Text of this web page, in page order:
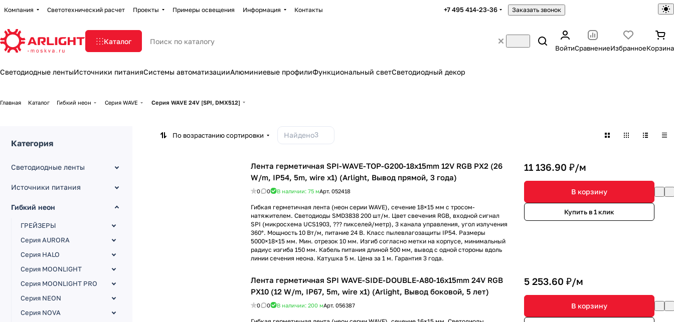
Компания Светотехнический расчет Проекты Примеры освещения Информация Контакты +7 495 414-23-36 Заказать звонок
Каталог
ВойтиСравнениеИзбранноеКорзина
Светодиодные лентыИсточники питанияСистемы автоматизацииАлюминиевые профилиФункциональный светСветодиодный декор
Главная Каталог Гибкий неон Серия WAVE Серия WAVE 24V [SPI, DMX512]
По возрастанию сортировки Найдено3
Лента герметичная SPI-WAVE-TOP-G200-18x15mm 12V RGB PX2 (26
W/m, IP54, 5m, wire x1) (Arlight, Вывод прямой, 3 года)
0 0 В наличии: 75 мАрт. 052418
Гибкая герметичная лента (неон серии WAVE), сечение 18×15 мм с тросом-
натяжителем. Светодиоды SMD3838 200 шт/м. Цвет свечения RGB, входной сигнал
SPI (микросхема UCS1903, ??? пикселей/метр), 3 канала управления, угол излучения
360°. Мощность 10 Вт/м, питание 24 В. Класс пылевлагозащиты IP54. Размеры
5000×18×15 мм. Мин. отрезок 10 мм. Изгиб согласно метки на корпусе, минимальный
радиус изгиба 150 мм. Кабель питания длиной 500 мм, вывод с одной стороны вдоль
линии сечения неона. Катушка 5 м. Цена за 1 м. Гарантия 3 года.
11 136.90 ₽/м
В корзину
Купить в 1 клик
Лента герметичная SPI WAVE-SIDE-DOUBLE-A80-16x15mm 24V RGB
PX10 (12 W/m, IP67, 5m, wire x1) (Arlight, Вывод боковой, 5 лет)
0 0 В наличии: 200 мАрт. 056387
5 253.60 ₽/м
В корзину
Категория
Светодиодные ленты
Источники питания
Гибкий неон
ГРЕЙЗЕРЫ
Серия AURORA
Серия HALO
Серия MOONLIGHT
Серия MOONLIGHT PRO
Серия NEON
Серия NOVA